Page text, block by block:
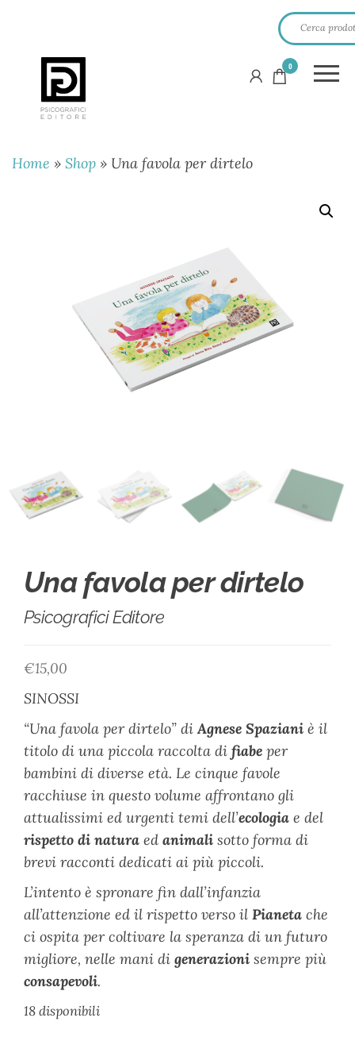
PSICOGRAFICI
EDITORE
0
Home » Shop » Una favola per dirtelo
Una favola per dirtelo
Psicografici Editore
€15,00
SINOSSI
“Una favola per dirtelo” diAgnese Spaziani è il
titolo di una piccola raccolta di fiabe per
bambini di diverse età. Le cinque favole
racchiuse in questo volume affrontano gli
attualissimi ed urgenti temi dell’ecologia e del
rispetto di natura ed animali sotto forma di
brevi racconti dedicati ai più piccoli.
L’intento è spronare fin dall’infanzia
all’attenzione ed il rispetto verso il Pianeta che
ci ospita per coltivare la speranza di un futuro
migliore, nelle mani di generazioni sempre più
consapevoli.
18 disponibili